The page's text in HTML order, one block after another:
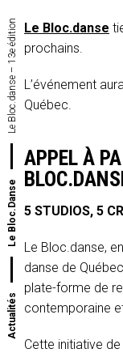
Actualités
Le Bloc.Danse
Le Bloc.danse – 13e édition Le Bloc.danse
prochains.
L’événement
Québec.
APPEL À
5 STUDIOS, 5
Le Bloc.danse,
danse de
plate-forme de
contemporaine
Cette initiative de